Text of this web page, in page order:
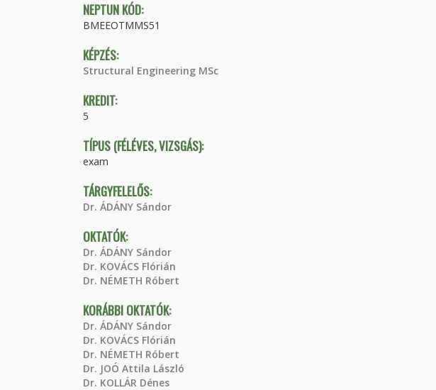
NEPTUN KÓD:
BMEEOTMMS51
KÉPZÉS:
Structural Engineering MSc
KREDIT:
5
TÍPUS (FÉLÉVES, VIZSGÁS):
exam
TÁRGYFELELŐS:
Dr. ÁDÁNY Sándor
OKTATÓK:
Dr. ÁDÁNY Sándor
Dr. KOVÁCS Flórián
Dr. NÉMETH Róbert
KORÁBBI OKTATÓK:
Dr. ÁDÁNY Sándor
Dr. KOVÁCS Flórián
Dr. NÉMETH Róbert
Dr. JOÓ Attila László
Dr. KOLLÁR Dénes